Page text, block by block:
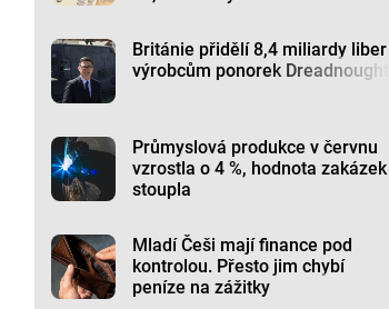
Británie přidělí 8,4 miliardy liber
výrobcům ponorek Dreadnought
Průmyslová produkce v červnu
vzrostla o 4 %, hodnota zakázek
stoupla
Mladí Češi mají finance pod
kontrolou. Přesto jim chybí
peníze na zážitky